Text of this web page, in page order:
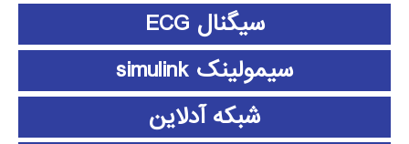
سیگنال ECG
سیمولینک simulink
شبکه آدلاین